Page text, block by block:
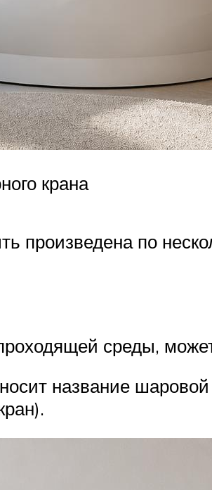
крана
произведена по
среды,
название